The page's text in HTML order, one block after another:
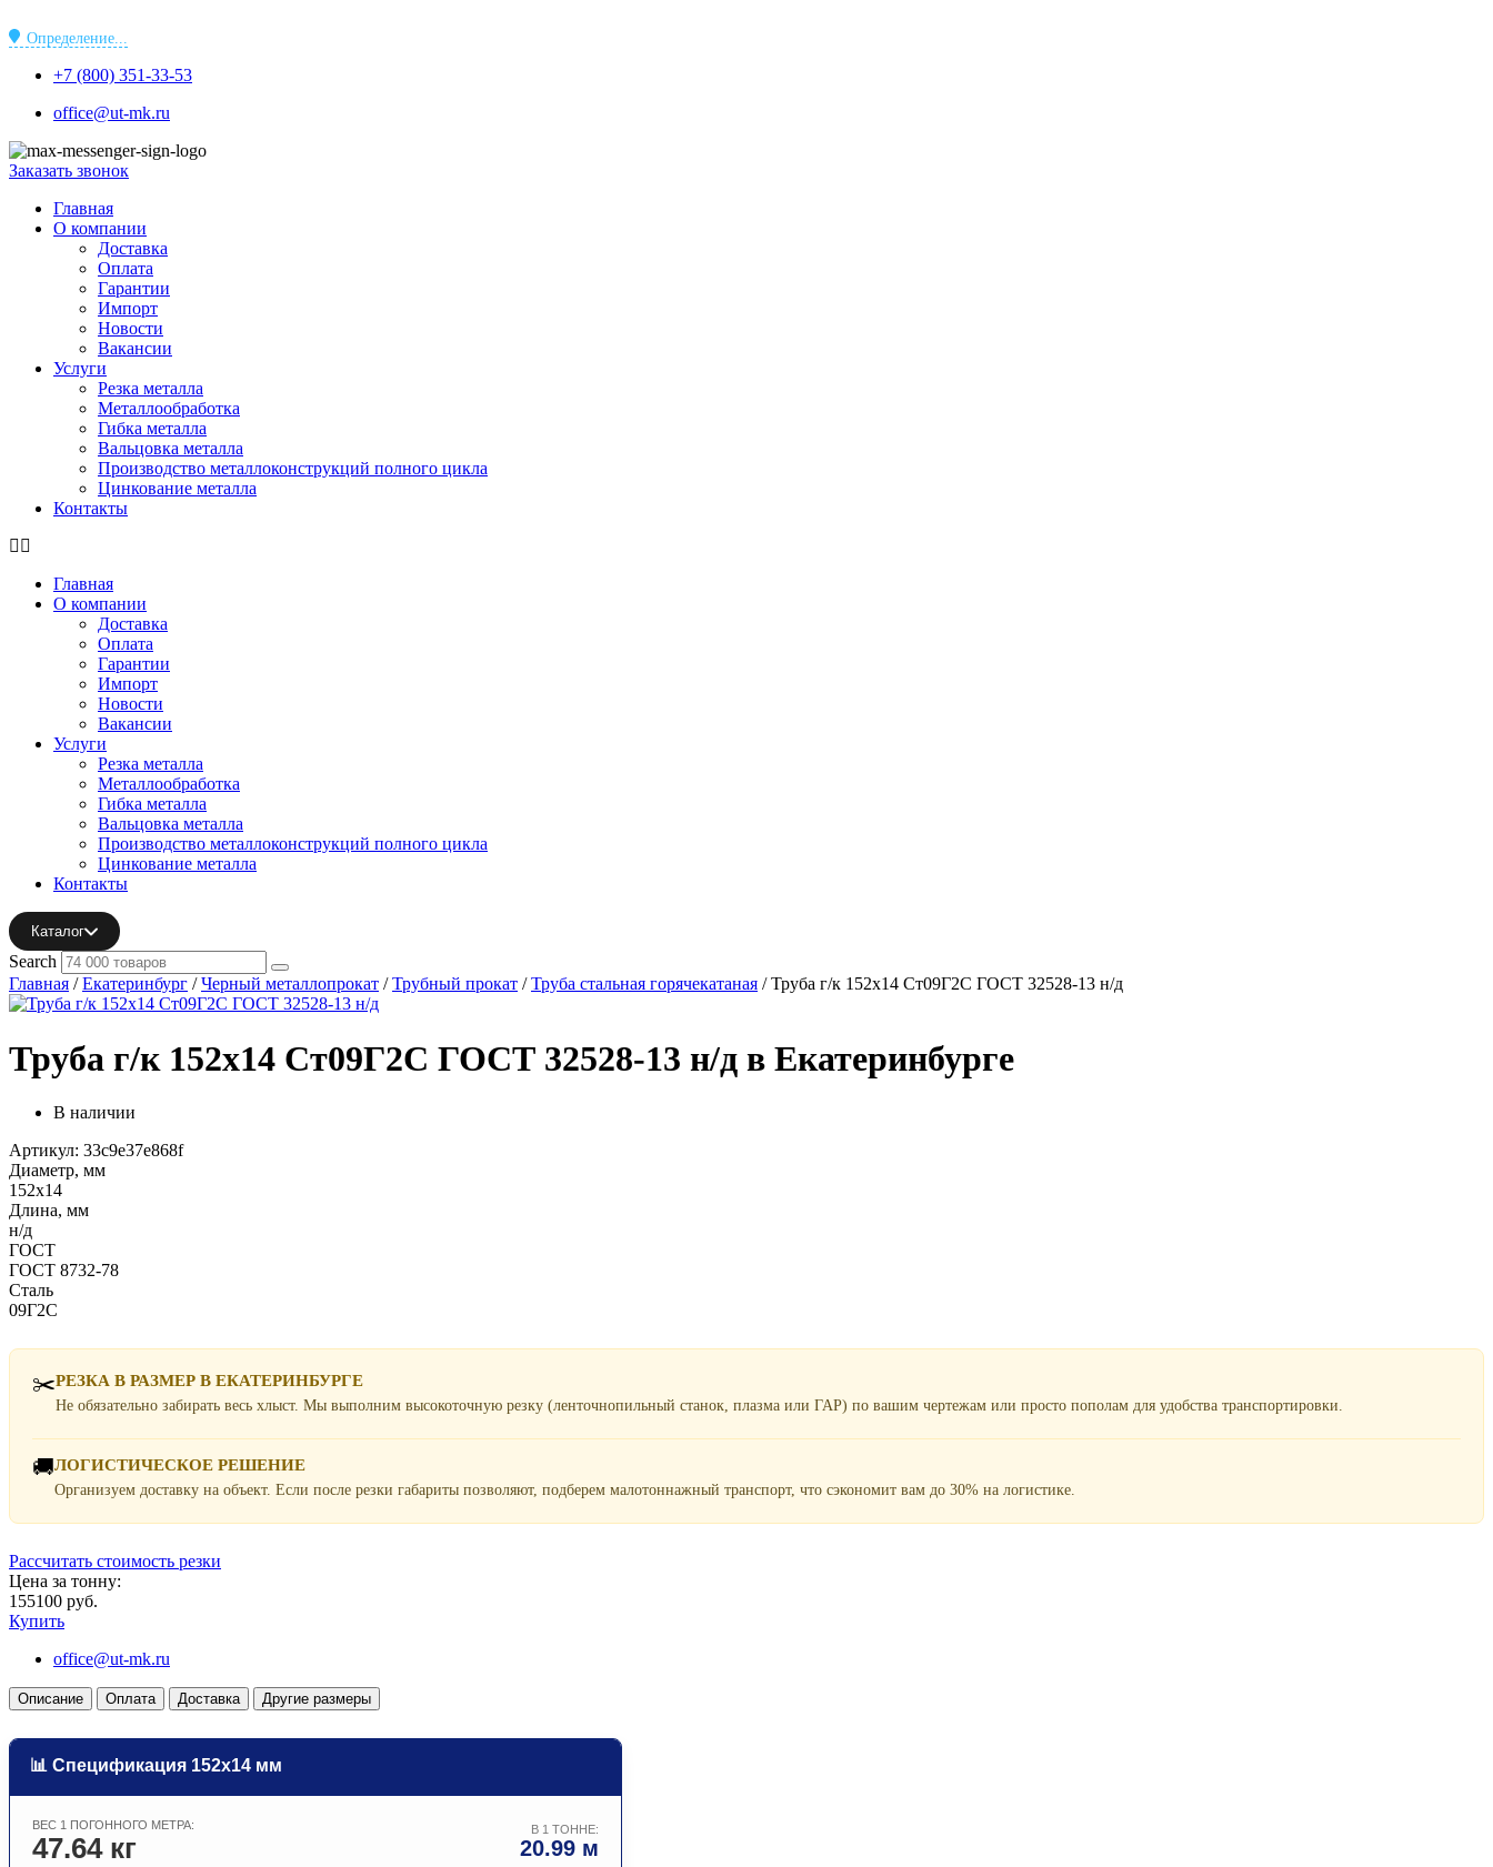
к Определение...
+7 (800) 351-33-53
office@ut-mk.ru
Заказать звонок
Главная
О компании
Доставка
Оплата
Гарантии
Импорт
Новости
Вакансии
Услуги
Резка металла
Металлообработка
Гибка металла
Вальцовка металла
Производство металлоконструкций полного цикла
Цинкование металла
Контакты
Главная
О компании
Доставка
Оплата
Гарантии
Импорт
Новости
Вакансии
Услуги
Резка металла
Металлообработка
Гибка металла
Вальцовка металла
Производство металлоконструкций полного цикла
Цинкование металла
Контакты
Каталог
Search
Главная /Екатеринбург /Черный металлопрокат /Трубный прокат /Труба стальная горячекатаная / Труба г/к 152х14 Ст09Г2С ГОСТ 32528-13 н/д
Труба г/к 152х14 Ст09Г2С ГОСТ 32528-13 н/д в Екатеринбурге
В наличии
Артикул: 33c9e37e868f
Диаметр, мм
152х14
Длина, мм
н/д
ГОСТ
ГОСТ 8732-78
Сталь
09Г2С
✂️РЕЗКА В РАЗМЕР В ЕКАТЕРИНБУРГЕ
Не обязательно забирать весь хлыст. Мы выполним высокоточную резку (ленточнопильный станок, плазма или ГАР) по вашим чертежам или просто пополам для удобства транспортировки.
🚚ЛОГИСТИЧЕСКОЕ РЕШЕНИЕ
Организуем доставку на объект. Если после резки габариты позволяют, подберем малотоннажный транспорт, что сэкономит вам до 30% на логистике.
Рассчитать стоимость резки
Цена за тонну:
155100 руб.
Купить
office@ut-mk.ru
Описание Оплата Доставка Другие размеры
📊 Спецификация 152х14 мм
ВЕС 1 ПОГОННОГО МЕТРА:
47.64 кг
В 1 ТОННЕ:
20.99 м